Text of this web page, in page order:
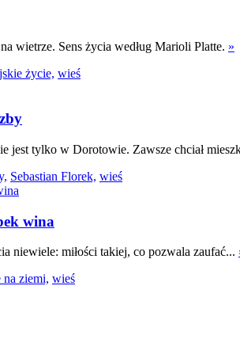
wietrze. Sens życia według Marioli Platte. »
życie, wieś
jest tylko w Dorotowie. Zawsze chciał
Sebastian Florek, wieś
wina
niewiele: miłości takiej, co pozwala zaufać...
na ziemi, wieś